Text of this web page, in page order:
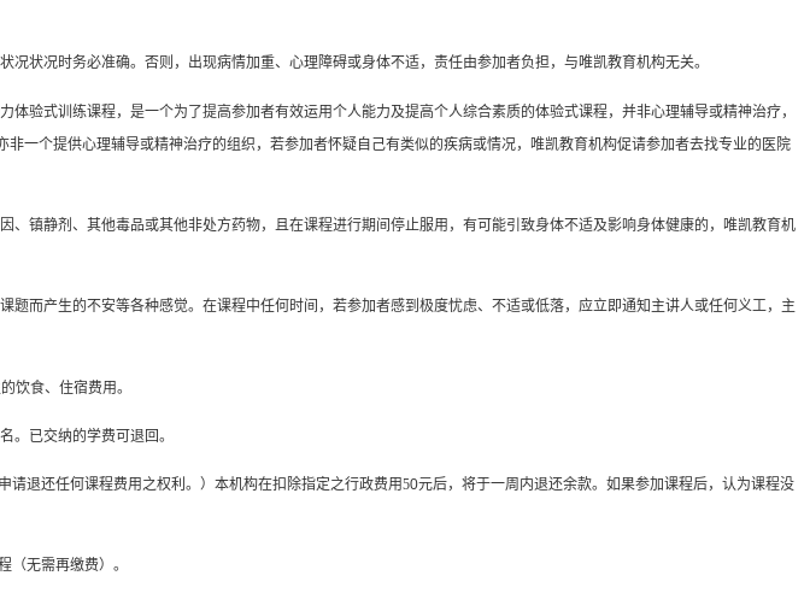
状况时务必准确。否则，出现病情加重、心理障碍或身体不适，责任由参加者负担，与唯凯教育机构无关。
验式训练课程，是一个为了提高参加者有效运用个人能力及提高个人综合素质的体验式课程，并非心理辅导或精神治疗，
一个提供心理辅导或精神治疗的组织，若参加者怀疑自己有类似的疾病或情况，唯凯教育机构促请参加者去找专业的医院
镇静剂、其他毒品或其他非处方药物，且在课程进行期间停止服用，有可能引致身体不适及影响身体健康的，唯凯教育机
而产生的不安等各种感觉。在课程中任何时间，若参加者感到极度忧虑、不适或低落，应立即通知主讲人或任何义工，主
饮食、住宿费用。
。已交纳的学费可退回。
退还任何课程费用之权利。）本机构在扣除指定之行政费用50元后，将于一周内退还余款。如果参加课程后，认为课程没
无需再缴费）。